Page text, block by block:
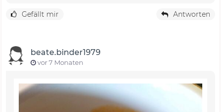
Gefällt mir Antworten
beate.binder1979
vor 7 Monaten